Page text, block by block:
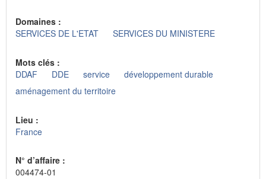
Domaines :
SERVICES DE L'ETAT
SERVICES DU MINISTERE
Mots clés :
DDAF
DDE service
développement durable
aménagement du territoire
Lieu :
France
N° d’affaire :
004474-01